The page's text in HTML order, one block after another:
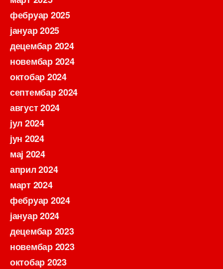
фебруар 2025
јануар 2025
децембар 2024
новембар 2024
октобар 2024
септембар 2024
август 2024
јул 2024
јун 2024
мај 2024
април 2024
март 2024
фебруар 2024
јануар 2024
децембар 2023
новембар 2023
октобар 2023